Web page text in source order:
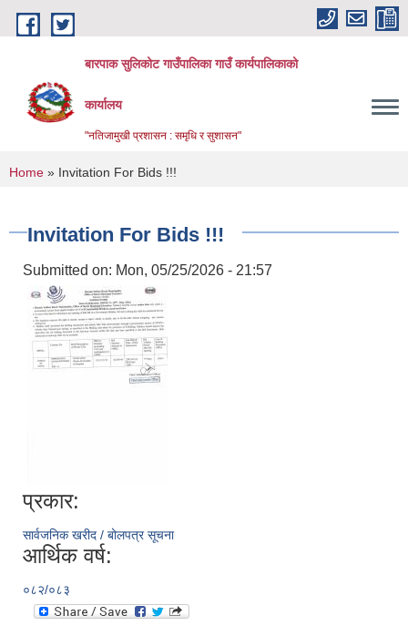
Skip to main content
बारपाक सुलिकोट गाउँपालिका गाउँ कार्यपालिकाको
कार्यालय
"नतिजामुखी प्रशासन : समृधि र सुशासन"
You are here
Home » Invitation For Bids !!!
Invitation For Bids !!!
Submitted on: Mon, 05/25/2026 - 21:57
प्रकार:
सार्वजनिक खरीद / बोलपत्र सूचना
आर्थिक वर्ष:
०८२/०८३